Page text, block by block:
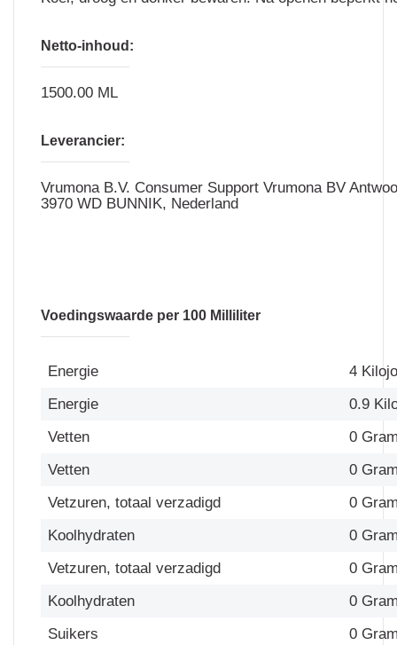
Netto-inhoud:
1500.00 ML
Leverancier:
Vrumona B.V. Consumer Support Vrumona BV
3970 WD BUNNIK, Nederland
Voedingswaarde per 100 Milliliter
Energie
4
Energie
0.9
Vetten
0
Vetten
0
Vetzuren, totaal verzadigd
0
Koolhydraten
0
Vetzuren, totaal verzadigd
0
Koolhydraten
0
Suikers
0